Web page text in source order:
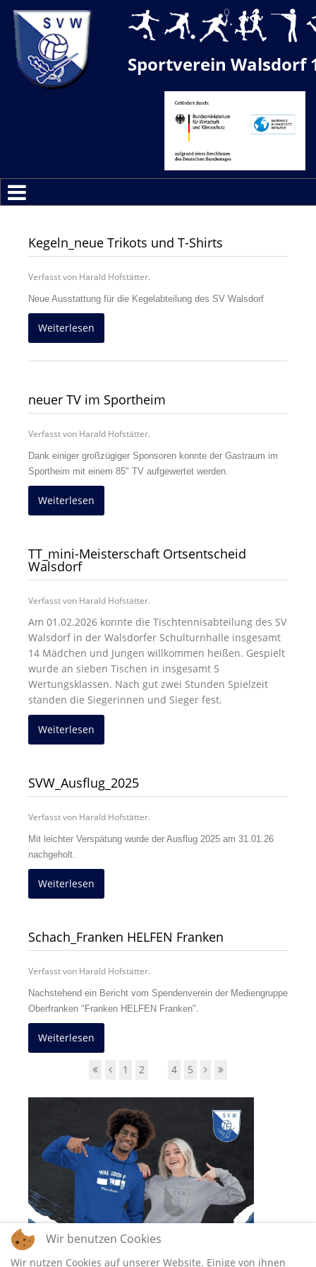
Sportverein Walsdorf
Kegeln_neue Trikots und T-Shirts
Verfasst von Harald Hofstätter.
Neue Ausstattung für die Kegelabteilung des SV Walsdorf
Weiterlesen
neuer TV im Sportheim
Verfasst von Harald Hofstätter.
Dank einiger großzügiger Sponsoren konnte der Gastraum im
Sportheim mit einem 85" TV aufgewertet werden.
Weiterlesen
TT_mini-Meisterschaft Ortsentscheid
Walsdorf
Verfasst von Harald Hofstätter.
Am 01.02.2026 konnte die Tischtennisabteilung des SV
Walsdorf in der Walsdorfer Schulturnhalle insgesamt
14 Mädchen und Jungen willkommen heißen. Gespielt
wurde an sieben Tischen in insgesamt 5
Wertungsklassen. Nach gut zwei Stunden Spielzeit
standen die Siegerinnen und Sieger fest.
Weiterlesen
SVW_Ausflug_2025
Verfasst von Harald Hofstätter.
Mit leichter Verspätung wurde der Ausflug 2025 am 31.01.26
nachgeholt.
Weiterlesen
Schach_Franken HELFEN Franken
Verfasst von Harald Hofstätter.
Nachstehend ein Bericht vom Spendenverein der Mediengruppe
Oberfranken "Franken HELFEN Franken".
Weiterlesen
1 2 4 5
Wir benutzen Cookies
Wir nutzen Cookies auf unserer Website. Einige von ihnen